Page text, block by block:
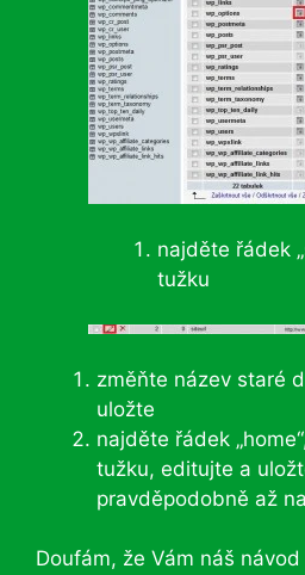
najděte řádek
tužku
změňte název staré
uložte
najděte řádek
tužku, editujte a
pravděpodobně až
Doufám, že Vám náš